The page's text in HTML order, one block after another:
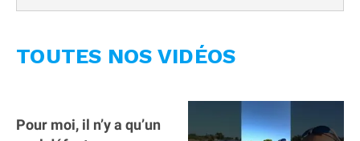
TOUTES NOS VIDÉOS
Pour moi, il n’y a qu’un